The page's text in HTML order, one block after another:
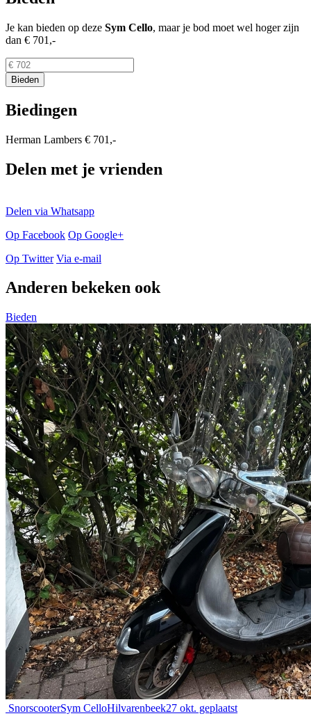
Je kan bieden op deze Sym Cello, maar je bod moet wel hoger zijn
dan € 701,-
Biedingen
Herman Lambers € 701,-
Delen met je vrienden
Delen via Whatsapp
Op Facebook Op Google+
Op Twitter Via e-mail
Anderen bekeken ook
Bieden
SnorscooterSym CelloHilvarenbeek27 okt. geplaatst